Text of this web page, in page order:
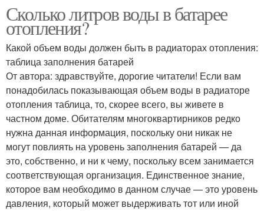
Сколько литров воды в батарее
отопления?
Какой объем воды должен быть в радиаторах отопления:
таблица заполнения батарей
От автора: здравствуйте, дорогие читатели! Если вам
понадобилась показывающая объем воды в радиаторе
отопления таблица, то, скорее всего, вы живете в
частном доме. Обитателям многоквартирников редко
нужна данная информация, поскольку они никак не
могут повлиять на уровень заполнения батарей — да
это, собственно, и ни к чему, поскольку всем занимается
соответствующая организация. Единственное знание,
которое вам необходимо в данном случае — это уровень
давления, который может выдерживать тот или иной